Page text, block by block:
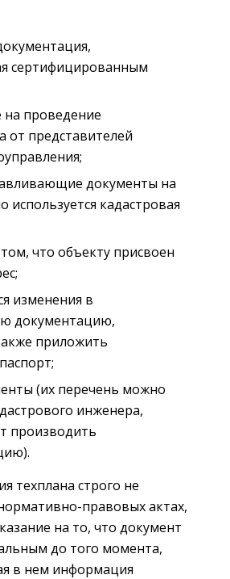
сертифицированным
проведение
от представителей
документы на
кадастровая
что объекту присвоен
изменения в
документацию,
приложить
(их перечень можно
инженера,
производить
техплана строго не
правовых актах,
на то, что документ
до того момента,
в нем информация